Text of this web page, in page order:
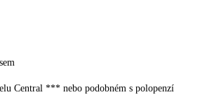
Central *** nebo podobném s polopenzí